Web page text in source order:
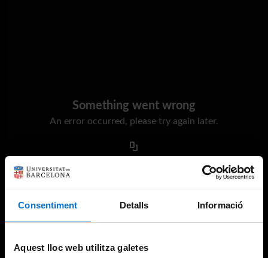
Consentiment Detalls Informació
Aquest lloc web utilitza galetes
Something went wrong
An error occurred, please try again later.